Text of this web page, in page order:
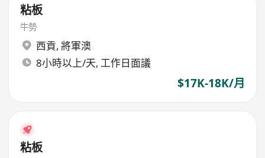
粘板
牛勢
西貢, 將軍澳
8小時以上/天, 工作日面議
$17K-18K/月
粘板